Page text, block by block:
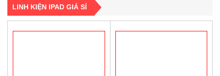
LINH KIỆN IPAD GIÁ SỈ